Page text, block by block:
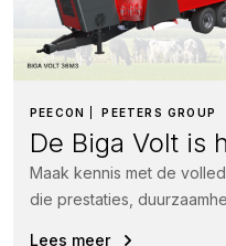
PEECON PEETERS GROUP
De Biga Volt is
Maak kennis met de
die prestaties,
Lees meer